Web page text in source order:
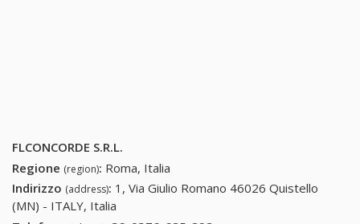
FLCONCORDE S.R.L.
Regione (region): Roma, Italia
Indirizzo (address): 1, Via Giulio Romano 46026 Quistello
(MN) - ITALY, Italia